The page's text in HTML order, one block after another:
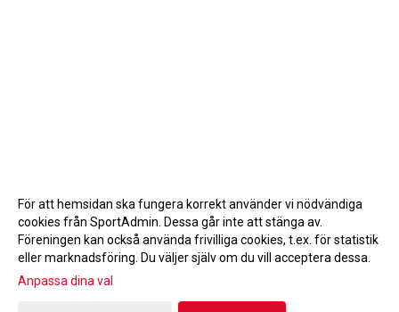
Gå till Webbversion
För att hemsidan ska fungera korrekt använder vi nödvändiga
cookies från SportAdmin. Dessa går inte att stänga av.
Föreningen kan också använda frivilliga cookies, t.ex. för statistik
eller marknadsföring. Du väljer själv om du vill acceptera dessa.
Anpassa dina val